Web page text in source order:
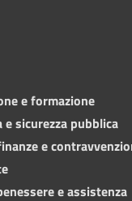
e formazione
e sicurezza pubblica
e
e assistenza